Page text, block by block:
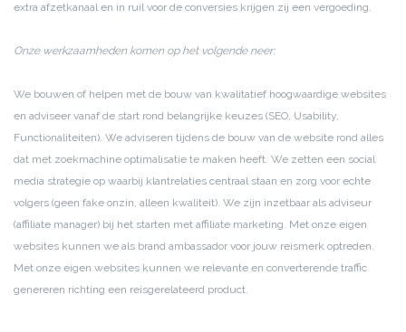
extra afzetkanaal en in ruil voor de conversies krijgen zij een vergoeding.
Onze werkzaamheden komen op het volgende neer:
We bouwen of helpen met de bouw van kwalitatief hoogwaardige websites
en adviseer vanaf de start rond belangrijke keuzes (SEO, Usability,
Functionaliteiten). We adviseren tijdens de bouw van de website rond alles
dat met zoekmachine optimalisatie te maken heeft. We zetten een social
media strategie op waarbij klantrelaties centraal staan en zorg voor echte
volgers (geen fake onzin, alleen kwaliteit). We zijn inzetbaar als adviseur
(affiliate manager) bij het starten met affiliate marketing. Met onze eigen
websites kunnen we als brand ambassador voor jouw reismerk optreden.
Met onze eigen websites kunnen we relevante en converterende traffic
genereren richting een reisgerelateerd product.